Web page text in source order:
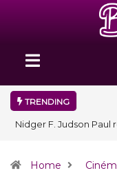
TRENDING
Nidger F. Judson Paul
Home